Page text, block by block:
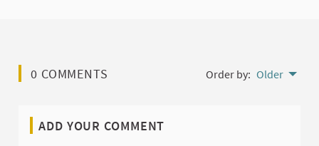
0 COMMENTS Order by: Older
ADD YOUR COMMENT